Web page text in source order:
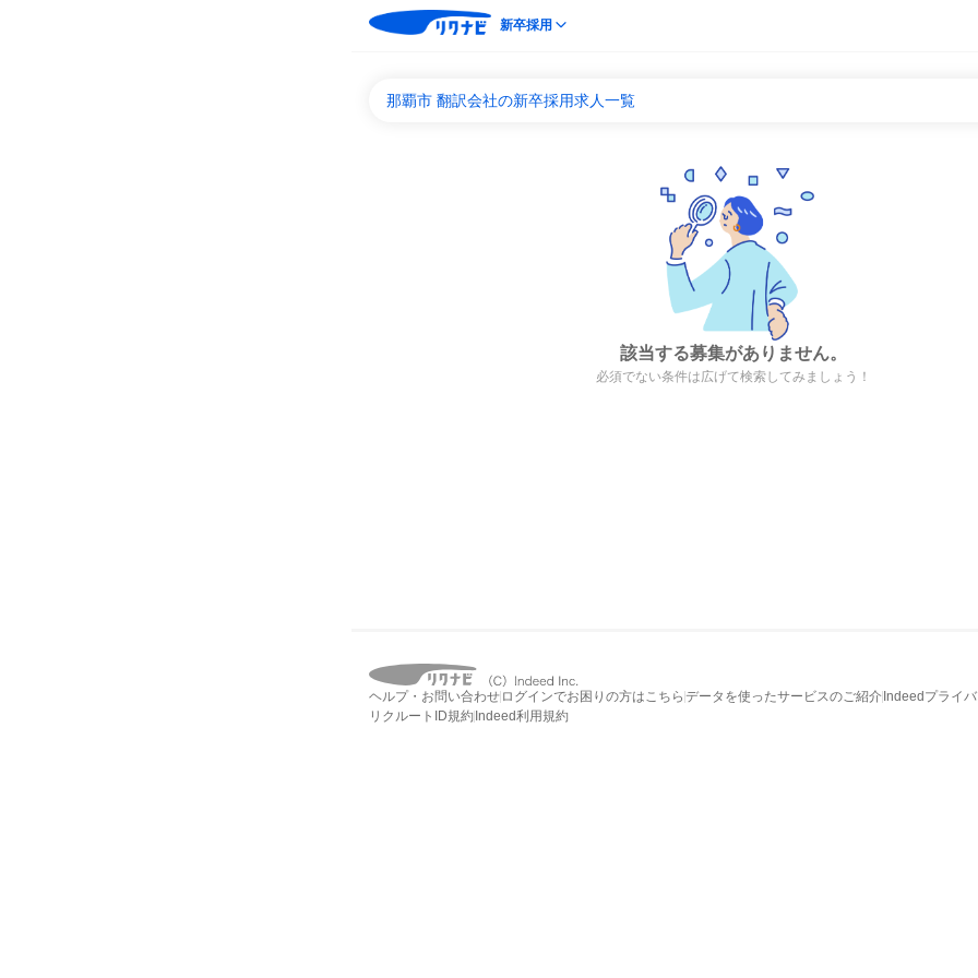
新卒採用
那覇市 翻訳会社の新卒採用求人一覧
該当する募集がありません。
必須でない条件は広げて検索してみましょう！
ヘルプ・お問い合わせ ログインでお困りの方はこちら データを使ったサービスのご紹介 Indeedプライ
リクルートID規約 Indeed利用規約